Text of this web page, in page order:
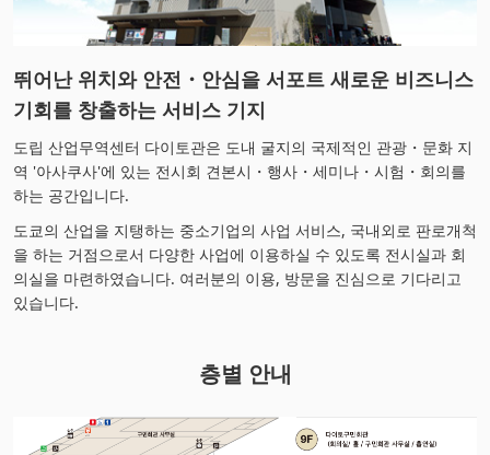
뛰어난 위치와 안전・안심을 서포트 새로운 비즈니스
기회를 창출하는 서비스 기지
도립 산업무역센터 다이토관은 도내 굴지의 국제적인 관광・문화 지
역 '아사쿠사'에 있는 전시회 견본시・행사・세미나・시험・회의를
하는 공간입니다.
도쿄의 산업을 지탱하는 중소기업의 사업 서비스, 국내외로 판로개척
을 하는 거점으로서 다양한 사업에 이용하실 수 있도록 전시실과 회
의실을 마련하였습니다. 여러분의 이용, 방문을 진심으로 기다리고
있습니다.
층별 안내